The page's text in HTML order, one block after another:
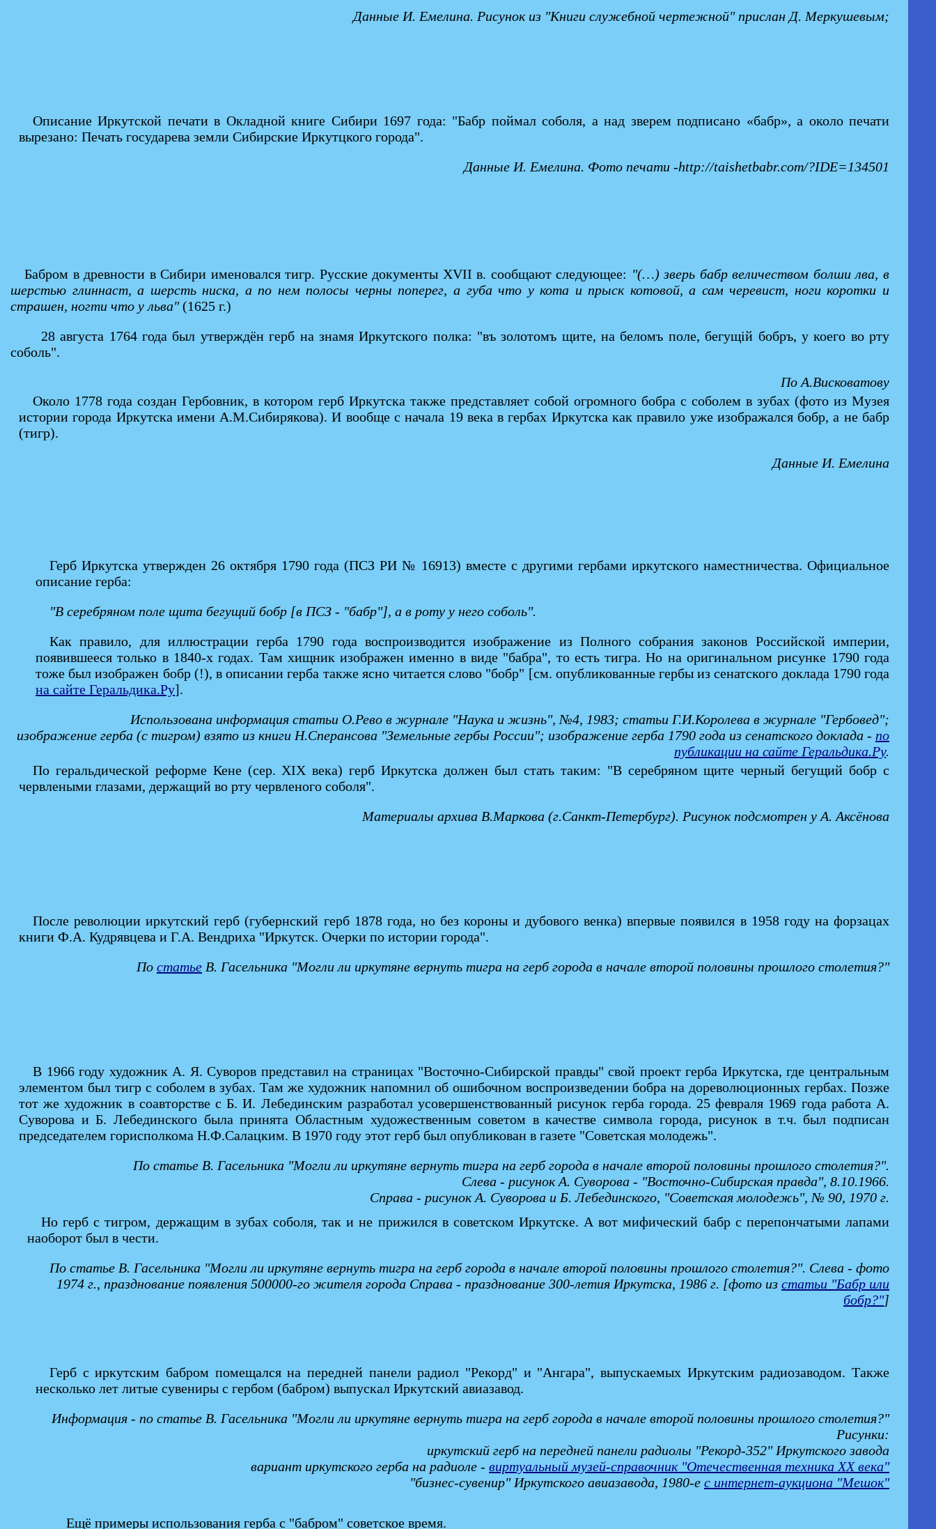
Данные И. Емелина. Рисунок из "Книги служебной чертежной" прислан Д. Меркушевым;
Описание Иркутской печати в Окладной книге Сибири 1697 года: "Бабр поймал соболя, а над зверем подписано «бабр», а около печати
вырезано: Печать государева земли Сибирские Иркутцкого города".
Данные И. Емелина. Фото печати -http://taishetbabr.com/?IDE=134501
Бабром в древности в Сибири именовался тигр. Русские документы ХVII в. сообщают следующее: "(…) зверь бабр величеством болши лва, в
шерстью глиннаст, а шерсть ниска, а по нем полосы черны поперег, а губа что у кота и прыск котовой, а сам черевист, ноги коротки и
страшен, ногти что у льва"(1625 г.)
28 августа 1764 года был утверждён герб на знамя Иркутского полка: "въ золотомъ щите, на беломъ поле, бегущій бобръ, у коего во рту
соболь".
По А.Висковатову
Около 1778 года cоздан Гербовник, в котором герб Иркутска также представляет собой огромного бобра с соболем в зубах (фото из Музея
истории города Иркутска имени А.М.Сибирякова). И вообще с начала 19 века в гербах Иркутска как правило уже изображался бобр, а не бабр
(тигр).
Данные И. Емелина
Герб Иркутска утвержден 26 октября 1790 года (ПСЗ РИ № 16913) вместе с другими гербами иркутского наместничества. Официальное
описание герба:
"В серебряном поле щита бегущий бобр [в ПСЗ - "бабр"], а в роту у него соболь".
Как правило, для иллюстрации герба 1790 года воспроизводится изображение из Полного собрания законов Российской империи,
появившееся только в 1840-х годах. Там хищник изображен именно в виде "бабра", то есть тигра. Но на оригинальном рисунке 1790 года
тоже был изображен бобр (!), в описании герба также ясно читается слово "бобр" [см. опубликованные гербы из сенатского доклада 1790 года
на сайте Геральдика.Ру].
Использована информация статьи О.Рево в журнале "Наука и жизнь", №4, 1983; статьи Г.И.Королева в журнале "Гербовед";
изображение герба (с тигром) взято из книги Н.Сперансова "Земельные гербы России"; изображение герба 1790 года из сенатского доклада - по
публикации на сайте Геральдика.Ру.
По геральдической реформе Кене (сер. XIX века) герб Иркутска должен был стать таким: "В серебряном щите черный бегущий бобр с
червлеными глазами, держащий во рту червленого соболя".
Материалы архива В.Маркова (г.Санкт-Петербург). Рисунок подсмотрен у А. Аксёнова
После революции иркутский герб (губернский герб 1878 года, но без короны и дубового венка) впервые появился в 1958 году на форзацах
книги Ф.А. Кудрявцева и Г.А. Вендриха "Иркутск. Очерки по истории города".
По статье В. Гасельника "Могли ли иркутяне вернуть тигра на герб города в начале второй половины прошлого столетия?"
В 1966 году художник А. Я. Суворов представил на страницах "Восточно-Сибирской правды" свой проект герба Иркутска, где центральным
элементом был тигр с соболем в зубах. Там же художник напомнил об ошибочном воспроизведении бобра на дореволюционных гербах. Позже
тот же художник в соавторстве с Б. И. Лебединским разработал усовершенствованный рисунок герба города. 25 февраля 1969 года работа А.
Суворова и Б. Лебединского была принята Областным художественным советом в качестве символа города, рисунок в т.ч. был подписан
председателем горисполкома Н.Ф.Салацким. В 1970 году этот герб был опубликован в газете "Советская молодежь".
По статье В. Гасельника "Могли ли иркутяне вернуть тигра на герб города в начале второй половины прошлого столетия?".
Слева - рисунок А. Суворова - "Восточно-Сибирская правда", 8.10.1966.
Справа - рисунок А. Суворова и Б. Лебединского, "Советская молодежь", № 90, 1970 г.
Но герб с тигром, держащим в зубах соболя, так и не прижился в советском Иркутске. А вот мифический бабр с перепончатыми лапами
наоборот был в чести.
По статье В. Гасельника "Могли ли иркутяне вернуть тигра на герб города в начале второй половины прошлого столетия?". Слева - фото
1974 г., празднование появления 500000-го жителя города Справа - празднование 300-летия Иркутска, 1986 г. [фото из статьи "Бабр или
бобр?"]
Герб с иркутским бабром помещался на передней панели радиол "Рекорд" и "Ангара", выпускаемых Иркутским радиозаводом. Также
несколько лет литые сувениры с гербом (бабром) выпускал Иркутский авиазавод.
Информация - по статье В. Гасельника "Могли ли иркутяне вернуть тигра на герб города в начале второй половины прошлого столетия?"
Рисунки:
иркутский герб на передней панели радиолы "Рекорд-352" Иркутского завода
вариант иркутского герба на радиоле - виртуальный музей-справочник "Отечественная техника ХХ века"
"бизнес-сувенир" Иркутского авиазавода, 1980-е с интернет-аукциона "Мешок"
Ещё примеры использования герба с "бабром" советское время.